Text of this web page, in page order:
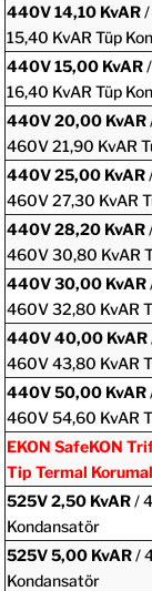
440V 14,10 KvAR/
15,40 KvAR Tüp
440V 15,00 KvAR
16,40 KvAR Tüp
440V 20,00 KvAR
460V 21,90 KvAR
440V 25,00 KvAR
460V 27,30 KvAR
440V 28,20 KvAR
460V 30,80 KvAR
440V 30,00 KvAR
460V 32,80 KvAR
440V 40,00 KvAR
460V 43,80 KvAR
440V 50,00 KvAR
460V 54,60 KvAR
EKON SafeKON
Tip Termal
525V 2,50 KvAR/
Kondansatör
525V 5,00 KvAR/
Kondansatör